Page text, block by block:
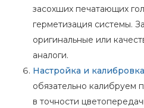
засохших печатающих
герметизация системы.
оригинальные или
аналоги.
Настройка и
обязательно калибруем
в точности